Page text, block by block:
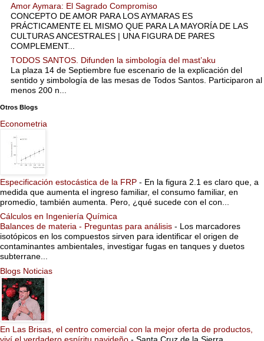
Amor Aymara: El Sagrado Compromiso
CONCEPTO DE AMOR PARA LOS AYMARAS ES
PRÁCTICAMENTE EL MISMO QUE PARA LA MAYORÍA DE LAS
CULTURAS ANCESTRALES | UNA FIGURA DE PARES
COMPLEMENT...
TODOS SANTOS. Difunden la simbología del mast’aku
La plaza 14 de Septiembre fue escenario de la explicación del
sentido y simbología de las mesas de Todos Santos. Participaron al
menos 200 n...
Otros Blogs
Econometria
Especificación estocástica de la FRP - En la figura 2.1 es claro que, a
medida que aumenta el ingreso familiar, el consumo familiar, en
promedio, también aumenta. Pero, ¿qué sucede con el con...
Cálculos en Ingeniería Química
Balances de materia - Preguntas para análisis - Los marcadores
isotópicos en los compuestos sirven para identificar el origen de
contaminantes ambientales, investigar fugas en tanques y duetos
subterrane...
Blogs Noticias
En Las Brisas, el centro comercial con la mejor oferta de productos,
viví el verdadero espíritu navideño - Santa Cruz de la Sierra,